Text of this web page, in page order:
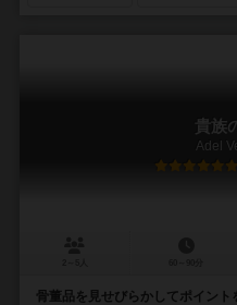
貴族
Adel
骨董品を見せびらかしてポイント